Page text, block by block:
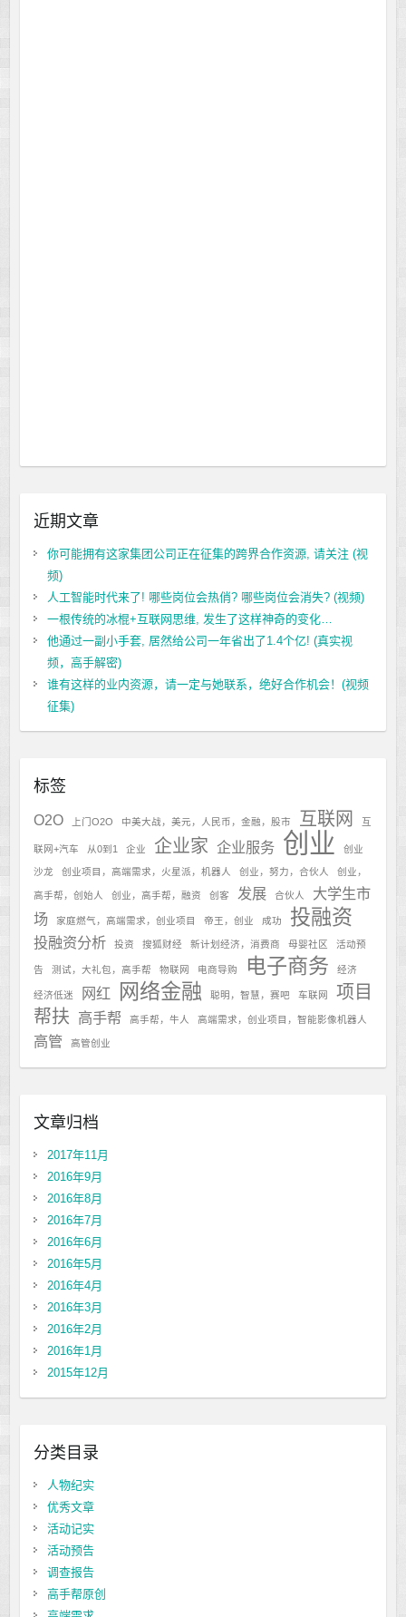
近期文章
你可能拥有这家集团公司正在征集的跨界合作资源, 请关注 (视
频)
人工智能时代来了! 哪些岗位会热俏? 哪些岗位会消失? (视频)
一根传统的冰棍+互联网思维, 发生了这样神奇的变化…
他通过一副小手套, 居然给公司一年省出了1.4个亿! (真实视
频，高手解密)
谁有这样的业内资源，请一定与她联系，绝好合作机会！(视频
征集)
标签
O2O 上门O2O 中美大战，美元，人民币，金融，股市 互联网 互
联网+汽车 从0到1 企业 企业家 企业服务 创业 创业
沙龙 创业项目，高端需求，火星派，机器人 创业，努力，合伙人 创业，
高手帮，创始人 创业，高手帮，融资 创客 发展 合伙人
大学生市
场
家庭燃气，高端需求，创业项目 帝王，创业 成功 投融资
投融资分析 投资 搜狐财经 新计划经济，消费商 母婴社区 活动预
告 测试，大礼包，高手帮 物联网 电商导购 电子商务 经济
经济低迷 网红 网络金融 聪明，智慧，赛吧 车联网
项目
帮扶
高手帮 高手帮，牛人 高端需求，创业项目，智能影像机器人
高管 高管创业
文章归档
2017年11月
2016年9月
2016年8月
2016年7月
2016年6月
2016年5月
2016年4月
2016年3月
2016年2月
2016年1月
2015年12月
分类目录
人物纪实
优秀文章
活动记实
活动预告
调查报告
高手帮原创